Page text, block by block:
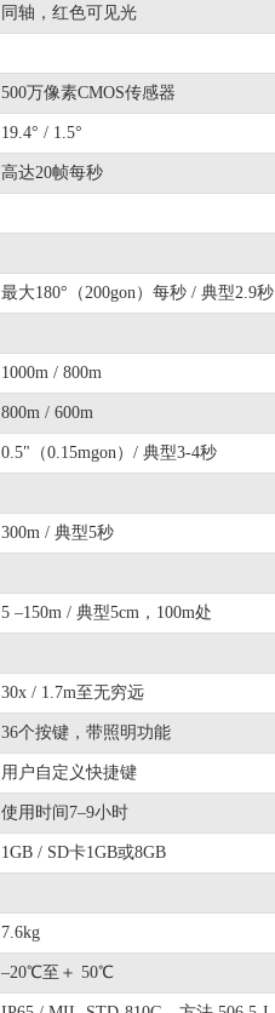
同轴，红色可见光
500万像素CMOS传感器
19.4° / 1.5°
高达20帧每秒
最大180°（200gon）每秒 / 典型2.9秒
1000m / 800m
800m / 600m
0.5"（0.15mgon）/ 典型3-4秒
300m / 典型5秒
5 –150m / 典型5cm，100m处
30x / 1.7m至无穷远
36个按键，带照明功能
用户自定义快捷键
使用时间7–9小时
1GB / SD卡1GB或8GB
7.6kg
–20℃至＋ 50℃